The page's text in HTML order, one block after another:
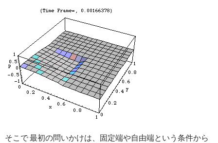
そこで 最初の問いかけは、固定端や自由端という条件から